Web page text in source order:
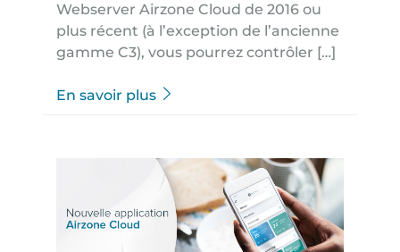
Webserver Airzone Cloud de 2016 ou
plus récent (à l’exception de l’ancienne
gamme C3), vous pourrez contrôler […]
En savoir plus